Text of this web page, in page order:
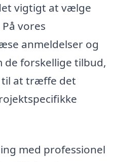
vigtigt at vælge
vores
anmeldelser og
forskellige tilbud,
til at træffe det
med professionel